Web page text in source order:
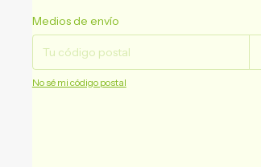
Entregas para el CP:
Medios de envío
No sé mi código postal